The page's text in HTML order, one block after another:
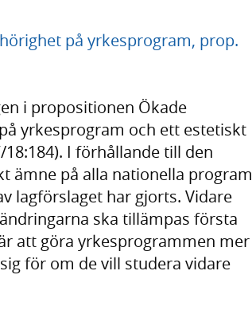
på yrkesprogram, prop.
i propositionen Ökade
yrkesprogram och ett estetiskt
I förhållande till den
ämne på alla nationella program
lagförslaget har gjorts. Vidare
ska tillämpas första
att göra yrkesprogrammen mer
för om de vill studera vidare